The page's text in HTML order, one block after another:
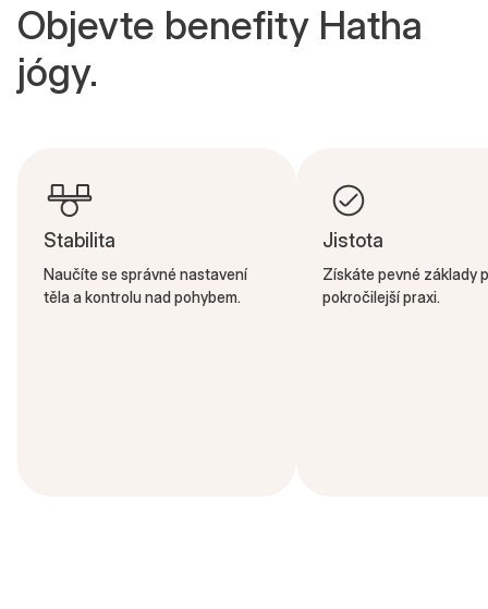
Objevte benefity Hatha
jógy.
Stabilita
Naučíte se správné nastavení
těla a kontrolu nad pohybem.
Jistota
Získáte pevné základy
pokročilejší praxi.